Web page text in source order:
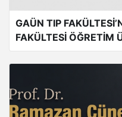
GAÜN TIP
FAKÜLTESİ ÖĞRETİM
DESTEĞİ